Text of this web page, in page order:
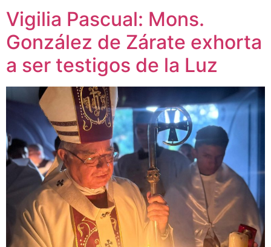
Vigilia Pascual: Mons.
González de Zárate exhorta
a ser testigos de la Luz